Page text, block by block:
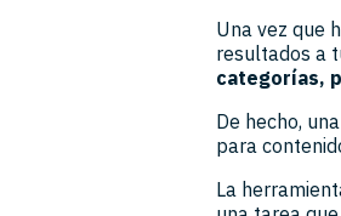
Una vez que
resultados a
categorías,
De hecho,
para
La